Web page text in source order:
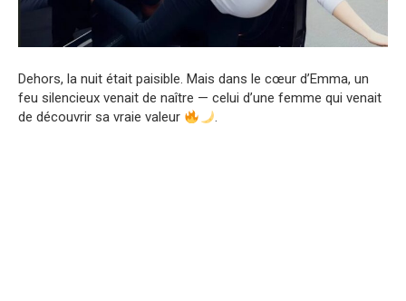
Dehors, la nuit était paisible. Mais dans le cœur d’Emma, un
feu silencieux venait de naître — celui d’une femme qui venait
de découvrir sa vraie valeur
.